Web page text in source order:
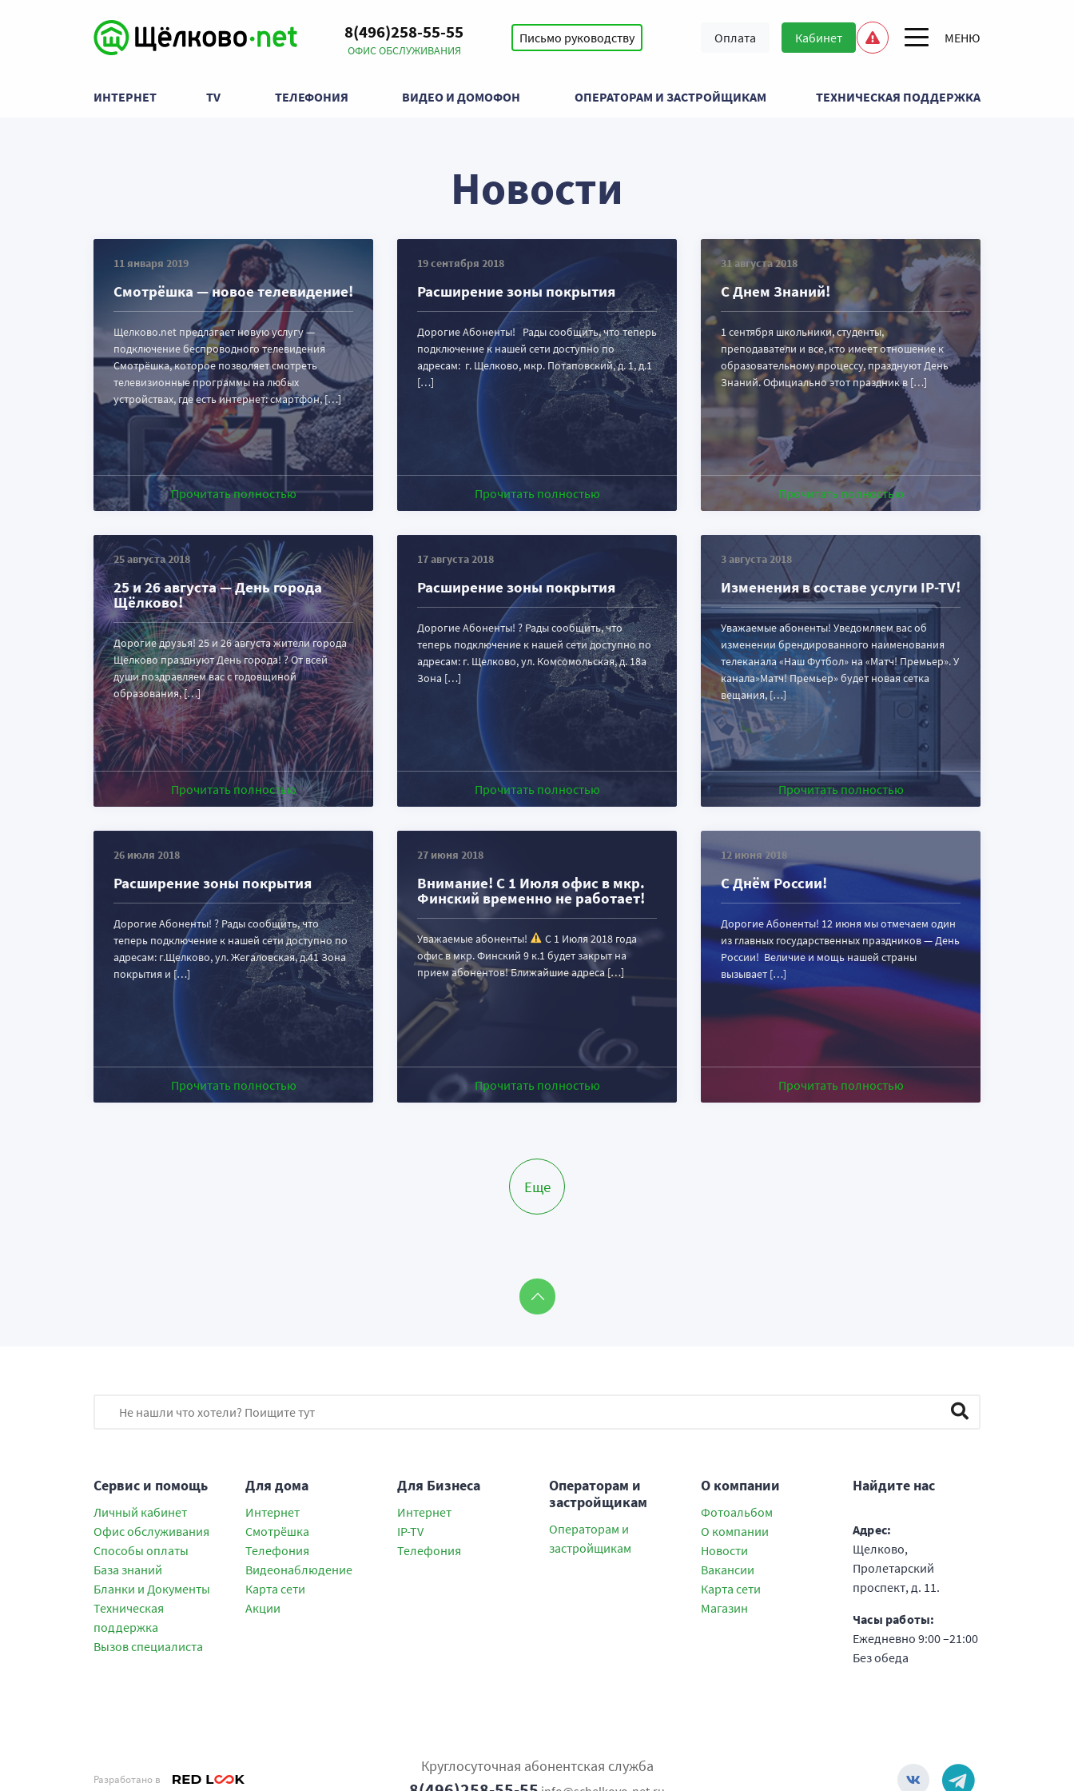
8(496)258-55-55
ОФИС ОБСЛУЖИВАНИЯ
Письмо руководству Оплата Кабинет
ИНТЕРНЕТ TV ТЕЛЕФОНИЯ ВИДЕО И ДОМОФОН ОПЕРАТОРАМ И ЗАСТРОЙЩИКАМ ТЕХНИЧЕСКАЯ ПОДДЕРЖКА
Новости
11 января 2019
Смотрёшка — новое телевидение!
Щелково.net предлагает новую услугу —
подключение беспроводного телевидения
Смотрёшка, которое позволяет смотреть
телевизионные программы на любых
устройствах, где есть интернет: смартфон, […]
Прочитать полностью
19 сентября 2018
Расширение зоны покрытия
Дорогие Абоненты! Рады сообщить, что теперь
подключение к нашей сети доступно по
адресам: г. Щелково, мкр. Потаповский, д. 1, д.1
[…]
Прочитать полностью
31 августа 2018
С Днем Знаний!
1 сентября школьники, студенты,
преподаватели и все, кто имеет отношение к
образовательному процессу, празднуют День
Знаний. Официально этот праздник в […]
Прочитать полностью
25 августа 2018
25 и 26 августа — День города
Щёлково!
Дорогие друзья! 25 и 26 августа жители города
Щёлково празднуют День города! ? От всей
души поздравляем вас с годовщиной
образования, […]
Прочитать полностью
17 августа 2018
Расширение зоны покрытия
Дорогие Абоненты! ? Рады сообщить, что
теперь подключение к нашей сети доступно по
адресам: г. Щелково, ул. Комсомольская, д. 18а
Зона […]
Прочитать полностью
3 августа 2018
Изменения в составе услуги IP-TV!
Уважаемые абоненты! Уведомляем вас об
изменении брендированного наименования
телеканала «Наш Футбол» на «Матч! Премьер». У
канала»Матч! Премьер» будет новая сетка
вещания, […]
Прочитать полностью
26 июля 2018
Расширение зоны покрытия
Дорогие Абоненты! ? Рады сообщить, что
теперь подключение к нашей сети доступно по
адресам: г.Щелково, ул. Жегаловская, д.41 Зона
покрытия и […]
Прочитать полностью
27 июня 2018
Внимание! С 1 Июля офис в мкр.
Финский временно не работает!
Уважаемые абоненты!
С 1 Июля 2018 года
офис в мкр. Финский 9 к.1 будет закрыт на
прием абонентов! Ближайшие адреса […]
Прочитать полностью
12 июня 2018
С Днём России!
Дорогие Абоненты! 12 июня мы отмечаем один
из главных государственных праздников — День
России! Величие и мощь нашей страны
вызывает […]
Прочитать полностью
Еще
Сервис и помощь
Личный кабинет
Офис обслуживания
Способы оплаты
База знаний
Бланки и Документы
Техническая
поддержка
Вызов специалиста
Для дома
Интернет
Смотрёшка
Телефония
Видеонаблюдение
Карта сети
Акции
Для Бизнеса
Интернет
IP-TV
Телефония
Операторам и
застройщикам
Операторам и
застройщикам
О компании
Фотоальбом
О компании
Новости
Вакансии
Карта сети
Магазин
Найдите нас
Адрес:
Щелково,
Пролетарский
проспект, д. 11.
Часы работы:
Ежедневно 9:00 –21:00
Без обеда
Круглосуточная абонентская служба